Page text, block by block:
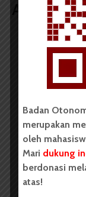
Artikel
BPDP
...
Badan
merupakan
oleh
Mari dukung
berdonasi
atas!